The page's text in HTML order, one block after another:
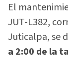
El
JUT-L382,
Juticalpa, se
a 2:00 de la